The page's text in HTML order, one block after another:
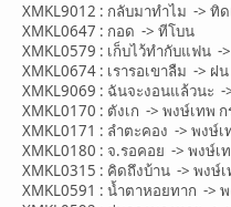
XMKL9012 : กลับมาทำไม -> ทิ
XMKL0647 : กอด -> ทีโบน
XMKL0579 : เก็บไว้ทำกับแฟน -
XMKL0674 : เรารอเขาลืม -> ฝ
XMKL9069 : ฉันจะงอนแล้วนะ
XMKL0170 : ตังเก -> พงษ์เทพ
XMKL0171 : ลำตะคอง -> พงษ์
XMKL0180 : จ.รอคอย -> พงษ์
XMKL0315 : คิดถึงบ้าน -> พงษ์
XMKL0591 : น้ำตาหอยทาก ->